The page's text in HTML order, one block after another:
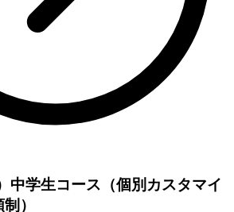
中学生コース（個別カスタマイ
）